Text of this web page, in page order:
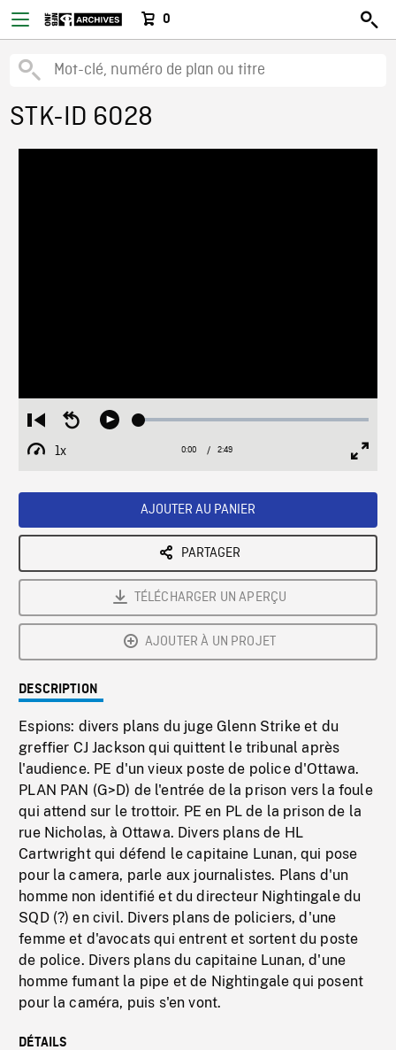
0
STK-ID 6028
Restart
from
beginning
Seek
Play Loaded:
1x
Playback
Current
0:00 / Duration
2:49
AJOUTER AU PANIER
PARTAGER
TÉLÉCHARGER UN APERÇU
AJOUTER À UN PROJET
DESCRIPTION
Espions: divers plans du juge Glenn Strike et du
greffier CJ Jackson qui quittent le tribunal après
l'audience. PE d'un vieux poste de police d'Ottawa.
PLAN PAN (G>D) de l'entrée de la prison vers la foule
qui attend sur le trottoir. PE en PL de la prison de la
rue Nicholas, à Ottawa. Divers plans de HL
Cartwright qui défend le capitaine Lunan, qui pose
pour la camera, parle aux journalistes. Plans d'un
homme non identifié et du directeur Nightingale du
SQD (?) en civil. Divers plans de policiers, d'une
femme et d'avocats qui entrent et sortent du poste
de police. Divers plans du capitaine Lunan, d'une
homme fumant la pipe et de Nightingale qui posent
pour la caméra, puis s'en vont.
DÉTAILS